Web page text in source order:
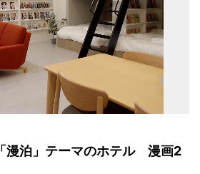
漫泊」テーマのホテル 漫画2